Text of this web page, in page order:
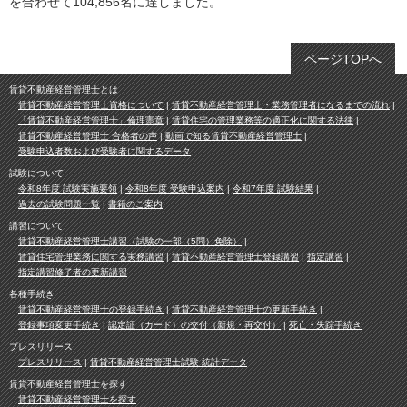
ページTOPへ
賃貸不動産経営管理士とは
賃貸不動産経営管理士資格について
賃貸不動産経営管理士・業務管理者になるまでの流れ
「賃貸不動産経営管理士」倫理憲章
賃貸住宅の管理業務等の適正化に関する法律
賃貸不動産経営管理士 合格者の声
動画で知る賃貸不動産経営管理士
受験申込者数および受験者に関するデータ
試験について
令和8年度 試験実施要領
令和8年度 受験申込案内
令和7年度 試験結果
過去の試験問題一覧
書籍のご案内
講習について
賃貸不動産経営管理士講習（試験の一部（5問）免除）
賃貸住宅管理業務に関する実務講習
賃貸不動産経営管理士登録講習
指定講習
指定講習修了者の更新講習
各種手続き
賃貸不動産経営管理士の登録手続き
賃貸不動産経営管理士の更新手続き
登録事項変更手続き
認定証（カード）の交付（新規・再交付） 死亡・失踪手続き
プレスリリース
プレスリリース
賃貸不動産経営管理士試験 統計データ
賃貸不動産経営管理士を探す
賃貸不動産経営管理士を探す